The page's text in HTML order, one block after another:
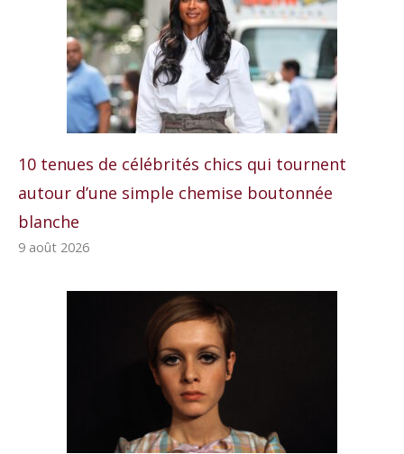
10 tenues de célébrités chics qui tournent
autour d’une simple chemise boutonnée
blanche
9 août 2026